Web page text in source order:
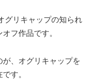
グリキャップの知られ
フ作品です。
、オグリキャップを
す。